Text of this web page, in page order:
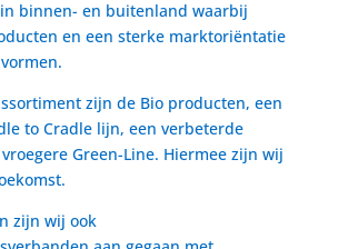
binnen- en buitenland waarbij
en een sterke marktoriëntatie
zijn de Bio producten, een
to Cradle lijn, een verbeterde
Green-Line. Hiermee zijn wij
zijn wij ook